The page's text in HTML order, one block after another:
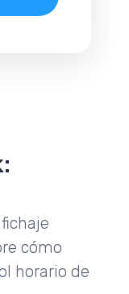
cómo
horario de